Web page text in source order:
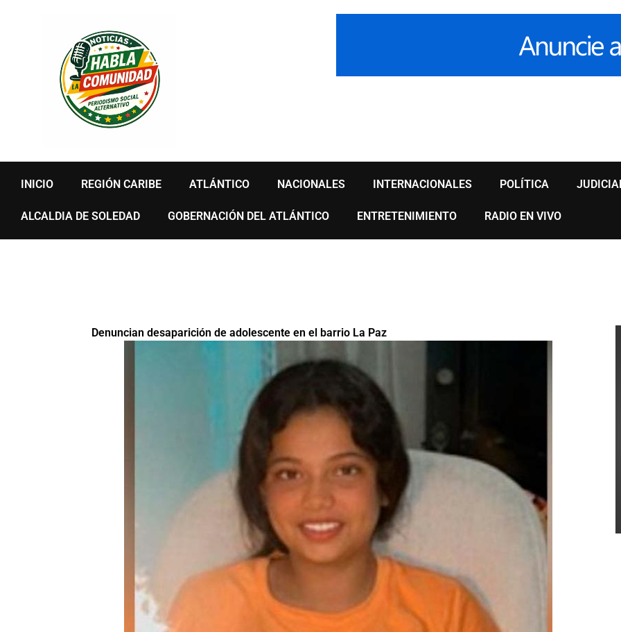
INICIO REGIÓN CARIBE ATLÁNTICO NACIONALES INTERNACIONALES POLÍTICA
ALCALDIA DE SOLEDAD GOBERNACIÓN DEL ATLÁNTICO ENTRETENIMIENTO RADIO EN VIVO
Denuncian desaparición de adolescente en el barrio La Paz